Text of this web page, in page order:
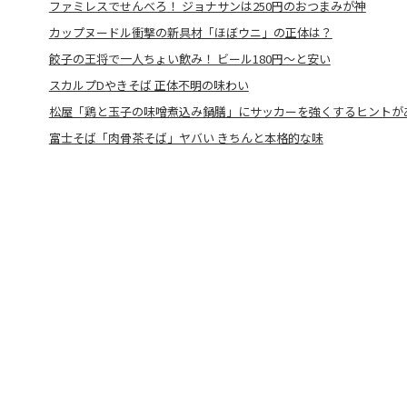
ファミレスでせんべろ！ ジョナサンは250円のおつまみが神
カップヌードル衝撃の新具材「ほぼウニ」の正体は？
餃子の王将で一人ちょい飲み！ ビール180円～と安い
スカルプDやきそば 正体不明の味わい
松屋「鶏と玉子の味噌煮込み鍋膳」にサッカーを強くするヒントが
富士そば「肉骨茶そば」ヤバい きちんと本格的な味